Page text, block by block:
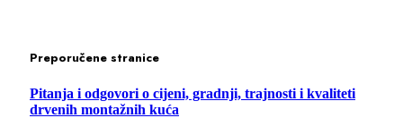
Preporučene stranice
Pitanja i odgovori o cijeni, gradnji, trajnosti i kvaliteti
drvenih montažnih kuća